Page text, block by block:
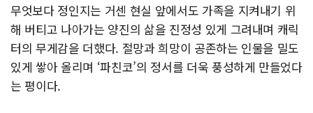
무엇보다 정인지는 거센 현실 앞에서도 가족을 지켜내기 위
해 버티고 나아가는 양진의 삶을 진정성 있게 그려내며 캐릭
터의 무게감을 더했다. 절망과 희망이 공존하는 인물을 밀도
있게 쌓아 올리며 ‘파친코’의 정서를 더욱 풍성하게 만들었다
는 평이다.